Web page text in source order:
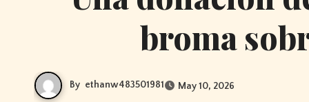
broma
By ethanw483501981 May 10, 2026